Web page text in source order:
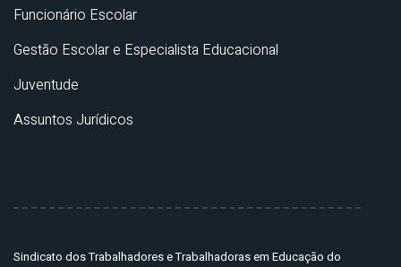
Funcionário Escolar
Gestão Escolar e Especialista Educacional
Juventude
Assuntos Jurídicos
Sindicato dos Trabalhadores e Trabalhadoras em Educação do